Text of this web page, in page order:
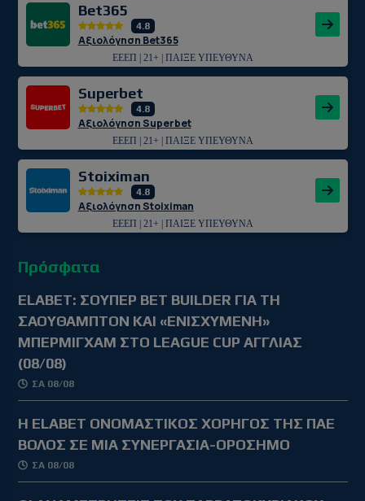
Bet365
4.8
Αξιολόγηση Bet365
ΕΕΕΠ | 21+ | ΠΑΙΞΕ ΥΠΕΥΘΥΝΑ
Superbet
4.8
Αξιολόγηση Superbet
ΕΕΕΠ | 21+ | ΠΑΙΞΕ ΥΠΕΥΘΥΝΑ
Stoiximan
4.8
Αξιολόγηση Stoiximan
ΕΕΕΠ | 21+ | ΠΑΙΞΕ ΥΠΕΥΘΥΝΑ
Πρόσφατα
ELABET: ΣΟΥΠΕΡ BET BUILDER ΓΙΑ ΤΗ
ΣΑΟΥΘΑΜΠΤΟΝ ΚΑΙ «ΕΝΙΣΧΥΜΕΝΗ»
ΜΠΕΡΜΙΓΧΑΜ ΣΤΟ LEAGUE CUP ΑΓΓΛΙΑΣ
(08/08)
ΣΑ 08/08
Η ELABET ΟΝΟΜΑΣΤΙΚΟΣ ΧΟΡΗΓΟΣ ΤΗΣ ΠΑΕ
ΒΟΛΟΣ ΣΕ ΜΙΑ ΣΥΝΕΡΓΑΣΙΑ-ΟΡΟΣΗΜΟ
ΣΑ 08/08